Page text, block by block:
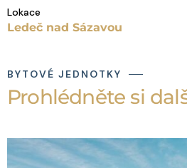
Lokace
Ledeč nad Sázavou
BYTOVÉ JEDNOTKY
Prohlédněte si